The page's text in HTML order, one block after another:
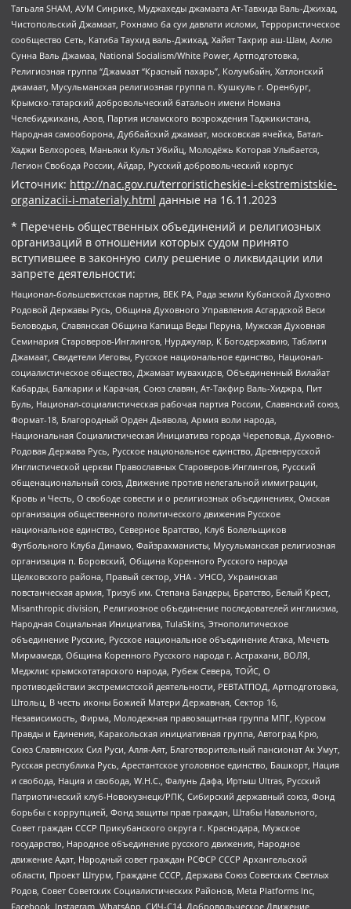
Тагьаля SHAM, АУМ Синрике, Муджахеды джамаата Ат-Тавхида Валь-Джихад,
Чистопольский Джамаат, Рохнамо ба суи давлати исломи, Террористическое
сообщество Сеть, Катиба Таухид валь-Джихад, Хайят Тахрир аш-Шам, Ахлю
Сунна Валь Джамаа, National Socialism/White Power, Артподготовка,
Религиозная группа “Джамаат “Красный пахарь”, Колумбайн, Хатлонский
джамаат, Мусульманская религиозная группа п. Кушкуль г. Оренбург,
Крымско-татарский добровольческий батальон имени Номана
Челебиджихана, Азов, Партия исламского возрождения Таджикистана,
Народная самооборона, Дуббайский джамаат, московская ячейка, Батал-
Хаджи Белхороев, Маньяки Культ Убийц, Молодёжь Которая Улыбается,
Легион Свобода России, Айдар, Русский добровольческий корпус
Источник: http://nac.gov.ru/terroristicheskie-i-ekstremistskie-
organizacii-i-materialy.html данные на 16.11.2023
* Перечень общественных объединений и религиозных
организаций в отношении которых судом принято
вступившее в законную силу решение о ликвидации или
запрете деятельности:
Национал-большевистская партия, ВЕК РА, Рада земли Кубанской Духовно
Родовой Державы Русь, Община Духовного Управления Асгардской Веси
Беловодья, Славянская Община Капища Веды Перуна, Мужская Духовная
Семинария Староверов-Инглингов, Нурджулар, К Богодержавию, Таблиги
Джамаат, Свидетели Иеговы, Русское национальное единство, Национал-
социалистическое общество, Джамаат мувахидов, Объединенный Вилайат
Кабарды, Балкарии и Карачая, Союз славян, Ат-Такфир Валь-Хиджра, Пит
Буль, Национал-социалистическая рабочая партия России, Славянский союз,
Формат-18, Благородный Орден Дьявола, Армия воли народа,
Национальная Социалистическая Инициатива города Череповца, Духовно-
Родовая Держава Русь, Русское национальное единство, Древнерусской
Инглистической церкви Православных Староверов-Инглингов, Русский
общенациональный союз, Движение против нелегальной иммиграции,
Кровь и Честь, О свободе совести и о религиозных объединениях, Омская
организация общественного политического движения Русское
национальное единство, Северное Братство, Клуб Болельщиков
Футбольного Клуба Динамо, Файзрахманисты, Мусульманская религиозная
организация п. Боровский, Община Коренного Русского народа
Щелковского района, Правый сектор, УНА - УНСО, Украинская
повстанческая армия, Тризуб им. Степана Бандеры, Братство, Белый Крест,
Misanthropic division, Религиозное объединение последователей инглиизма,
Народная Социальная Инициатива, TulaSkins, Этнополитическое
объединение Русские, Русское национальное объединение Атака, Мечеть
Мирмамеда, Община Коренного Русского народа г. Астрахани, ВОЛЯ,
Меджлис крымскотатарского народа, Рубеж Севера, ТОЙС, О
противодействии экстремистской деятельности, РЕВТАТПОД, Артподготовка,
Штольц, В честь иконы Божией Матери Державная, Сектор 16,
Независимость, Фирма, Молодежная правозащитная группа МПГ, Курсом
Правды и Единения, Каракольская инициативная группа, Автоград Крю,
Союз Славянских Сил Руси, Алля-Аят, Благотворительный пансионат Ак Умут,
Русская республика Русь, Арестантское уголовное единство, Башкорт, Нация
и свобода, Нация и свобода, W.H.С., Фалунь Дафа, Иртыш Ultras, Русский
Патриотический клуб-Новокузнецк/РПК, Сибирский державный союз, Фонд
борьбы с коррупцией, Фонд защиты прав граждан, Штабы Навального,
Совет граждан СССР Прикубанского округа г. Краснодара, Мужское
государство, Народное объединение русского движения, Народное
движение Адат, Народный совет граждан РСФСР СССР Архангельской
области, Проект Штурм, Граждане СССР, Держава Союз Советских Светлых
Родов, Совет Советских Социалистических Районов, Meta Platforms Inc,
Facebook, Instagram, WhatsApp, СИЧ-С14, Добровольческое Движение